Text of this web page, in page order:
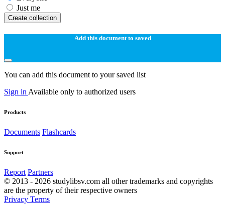
Just me
Create collection
Add this document to saved
You can add this document to your saved list
Sign in Available only to authorized users
Products
Documents Flashcards
Support
Report Partners
© 2013 - 2026 studylibsv.com all other trademarks and copyrights
are the property of their respective owners
Privacy Terms